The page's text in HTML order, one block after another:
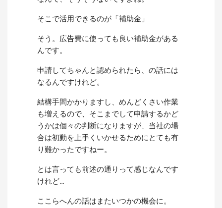
そこで活用できるのが「補助金」
そう。広告費に使っても良い補助金がある
んです。
申請してちゃんと認められたら、の話には
なるんですけれど。
結構手間かかりますし、めんどくさい作業
も増えるので、そこまでして申請するかど
うかは個々の判断になりますが、当社の場
合は初動を上手くいかせるためにとても有
り難かったですねー。
とは言っても前述の通りって感じなんです
けれど…
ここらへんの話はまたいつかの機会に。